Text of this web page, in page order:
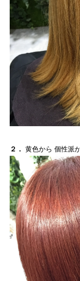
２． 黄色から 個性派